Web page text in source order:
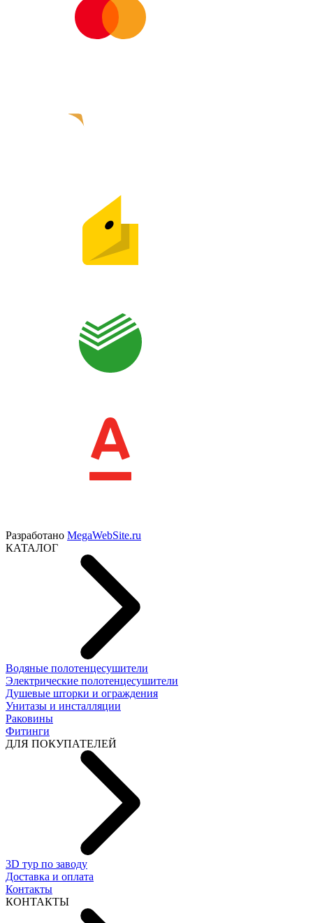
Разработано MegaWebSite.ru
КАТАЛОГ
Водяные полотенцесушители
Электрические полотенцесушители
Душевые шторки и ограждения
Унитазы и инсталляции
Раковины
Фитинги
ДЛЯ ПОКУПАТЕЛЕЙ
3D тур по заводу
Доставка и оплата
Контакты
КОНТАКТЫ